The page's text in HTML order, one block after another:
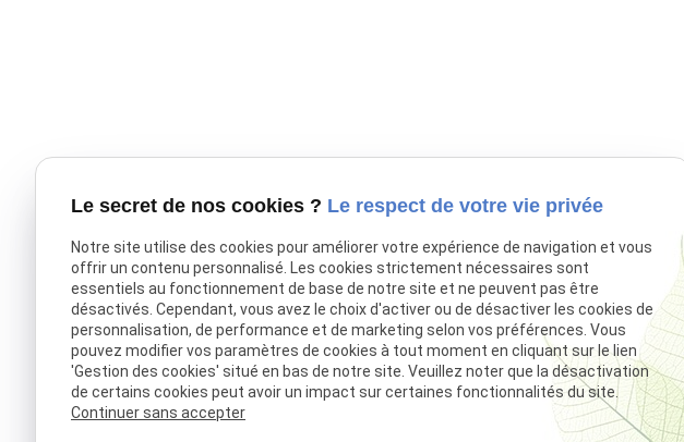
Le secret de nos cookies ? Le respect de votre vie privée
Notre site utilise des cookies pour améliorer votre expérience de navigation et vous
offrir un contenu personnalisé. Les cookies strictement nécessaires sont
essentiels au fonctionnement de base de notre site et ne peuvent pas être
désactivés. Cependant, vous avez le choix d'activer ou de désactiver les cookies de
personnalisation, de performance et de marketing selon vos préférences. Vous
pouvez modifier vos paramètres de cookies à tout moment en cliquant sur le lien
'Gestion des cookies' situé en bas de notre site. Veuillez noter que la désactivation
de certains cookies peut avoir un impact sur certaines fonctionnalités du site.
Continuer sans accepter